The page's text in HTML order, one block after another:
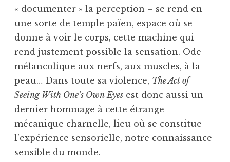
« documenter » la perception – se rend en
une sorte de temple païen, espace où se
donne à voir le corps, cette machine qui
rend justement possible la sensation. Ode
mélancolique aux nerfs, aux muscles, à la
peau… Dans toute sa violence, The Act of
Seeing With One’s Own Eyes est donc aussi un
dernier hommage à cette étrange
mécanique charnelle, lieu où se constitue
l’expérience sensorielle, notre connaissance
sensible du monde.